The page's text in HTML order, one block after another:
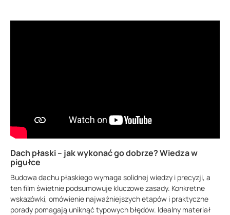
Dach płaski – jak wykonać go dobrze? Wiedza w
pigułce
Budowa dachu płaskiego wymaga solidnej wiedzy i precyzji, a
ten film świetnie podsumowuje kluczowe zasady. Konkretne
wskazówki, omówienie najważniejszych etapów i praktyczne
porady pomagają uniknąć typowych błędów. Idealny materiał